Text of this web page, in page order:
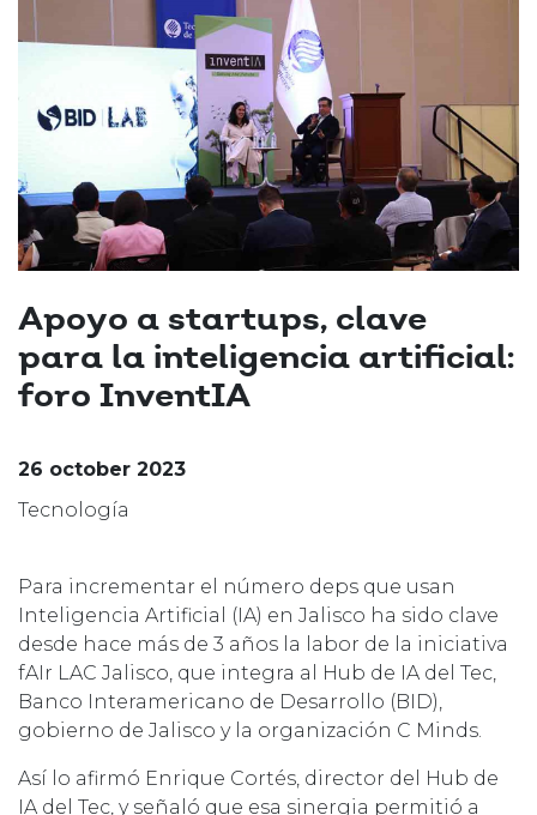
Apoyo a startups, clave
para la inteligencia artificial:
foro InventIA
26 october 2023
Tecnología
Para incrementar el número deps que usan
Inteligencia Artificial (IA) en Jalisco ha sido clave
desde hace más de 3 años la labor de la iniciativa
fAIr LAC Jalisco, que integra al Hub de IA del Tec,
Banco Interamericano de Desarrollo (BID),
gobierno de Jalisco y la organización C Minds.
Así lo afirmó Enrique Cortés, director del Hub de
IA del Tec, y señaló que esa sinergia permitió a